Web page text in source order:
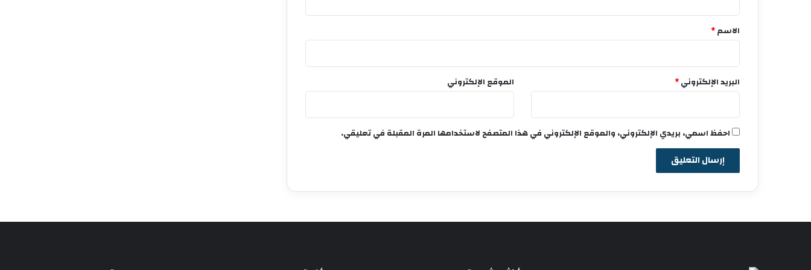
*
الاسم*
البريد الإلكتروني* الموقع الإلكتروني
احفظ اسمي، بريدي الإلكتروني، والموقع الإلكتروني في هذا المتصفح لاستخدامها المرة المقبلة في تعليقي.